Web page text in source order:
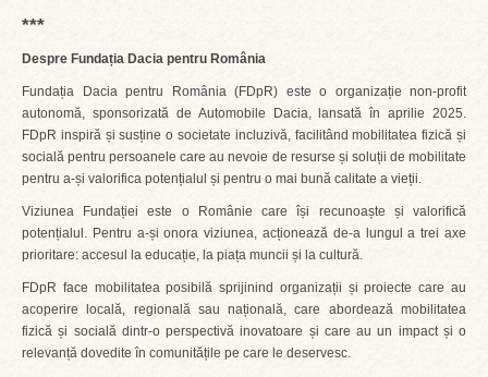
***
Despre Fundația Dacia pentru România
Fundația Dacia pentru România (FDpR) este o organizație non-profit
autonomă, sponsorizată de Automobile Dacia, lansată în aprilie 2025.
FDpR inspiră și susține o societate incluzivă, facilitând mobilitatea fizică și
socială pentru persoanele care au nevoie de resurse și soluții de mobilitate
pentru a-și valorifica potențialul și pentru o mai bună calitate a vieții.
Viziunea Fundației este o Românie care își recunoaște și valorifică
potențialul. Pentru a-și onora viziunea, acționează de-a lungul a trei axe
prioritare: accesul la educație, la piața muncii și la cultură.
FDpR face mobilitatea posibilă sprijinind organizații și proiecte care au
acoperire locală, regională sau națională, care abordează mobilitatea
fizică și socială dintr-o perspectivă inovatoare și care au un impact și o
relevanță dovedite în comunitățile pe care le deservesc.